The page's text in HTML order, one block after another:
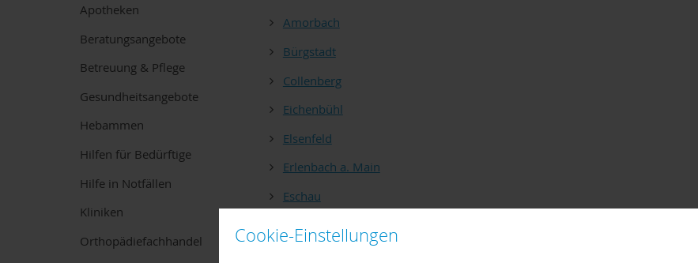
Cookie-Einstellungen
Apotheken
Beratungsangebote
Betreuung & Pflege
Gesundheitsangebote
Hebammen
Hilfen für Bedürftige
Hilfe in Notfällen
Kliniken
Orthopädiefachhandel
Amorbach
Bürgstadt
Collenberg
Eichenbühl
Elsenfeld
Erlenbach a. Main
Eschau